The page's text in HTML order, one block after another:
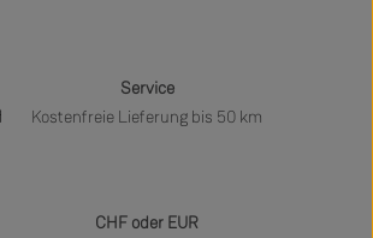
Service
Kostenfreie Lieferung bis 50 km
CHF oder EUR